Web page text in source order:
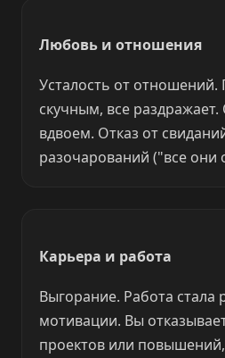
Любовь и отношения
Усталость от отношений.
скучным, все
вдвоем. Отказ от
разочарований ("все они
Карьера и работа
Выгорание. Работа стала
мотивации. Вы
проектов или